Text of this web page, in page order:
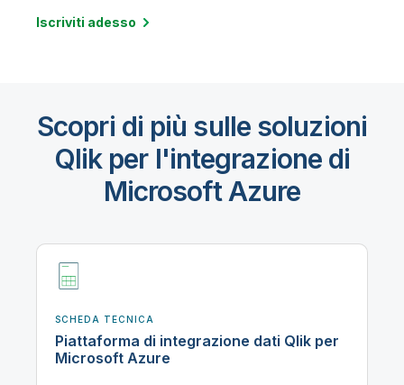
Iscriviti adesso
Scopri di più sulle soluzioni
Qlik per l'integrazione di
Microsoft Azure
SCHEDA TECNICA
Piattaforma di integrazione dati Qlik per
Microsoft Azure